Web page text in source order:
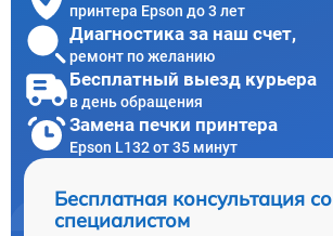
принтера Epson до 3 лет
Диагностика за наш счет,
ремонт по желанию
Бесплатный выезд курьера
в день обращения
Замена печки принтера
Epson L132 от 35 минут
Бесплатная консультация со
специалистом